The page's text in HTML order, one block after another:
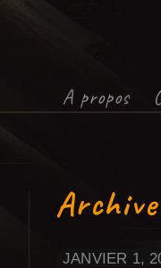
A propos
JANVIER 1,